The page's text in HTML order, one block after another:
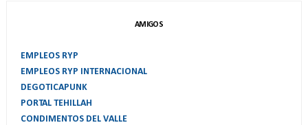
AMIGOS
EMPLEOS RYP
EMPLEOS RYP INTERNACIONAL
DEGOTICAPUNK
PORTAL TEHILLAH
CONDIMENTOS DEL VALLE